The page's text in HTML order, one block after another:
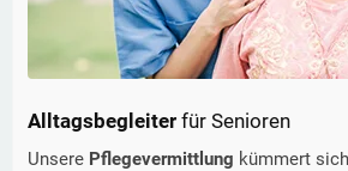
Alltagsbegleiter für Senioren
Unsere Pflegevermittlung kümmert